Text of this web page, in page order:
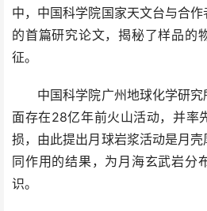
中，中国科学院国家天文台与合
的首篇研究论文，揭秘了样品的
征。
中国科学院广州地球化学研究
面存在28亿年前火山活动，并率
损，由此提出月球岩浆活动是月
同作用的结果，为月海玄武岩分
识。